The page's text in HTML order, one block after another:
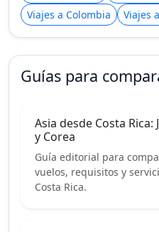
Viajes a Colombia
Viajes
Guías para
Asia desde Costa Rica:
y Corea
Guía editorial para
vuelos, requisitos y
Costa Rica.